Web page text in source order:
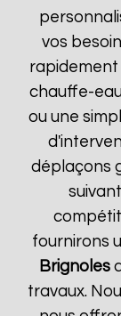
vos
rapidement
chauffe-
ou une
déplaçons
fournirons
Brignoles
travaux.